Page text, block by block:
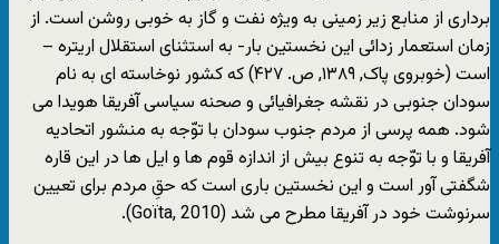
برداری از منابع زیر زمینی به ویژه نفت و گاز به خوبی روشن است. از
زمان استعمار زدائی این نخستین بار- به استثنای استقلال اریتره –
است (خوبروی پاک, ۱۳۸۹, ص. ۴۲۷) که کشور نوخاسته ای به نام
سودان جنوبی در نقشه جغرافیائی و صحنه سیاسی آفریقا هویدا می
شود. همه پرسی از مردم جنوب سودان با توّجه به منشور اتحادیه
آفریقا و با توّجه به تنوع بیش از اندازه قوم ها و ایل ها در این قاره
شگفتی آور است و این نخستین باری است که حقِ مردم برای تعیین
سرنوشت خود در آفریقا مطرح می شد (Goïta, 2010).